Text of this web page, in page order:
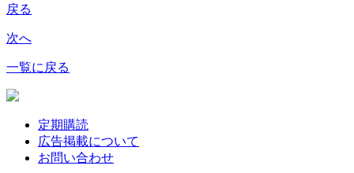
戻る
次へ
一覧に戻る
定期購読
広告掲載について
お問い合わせ